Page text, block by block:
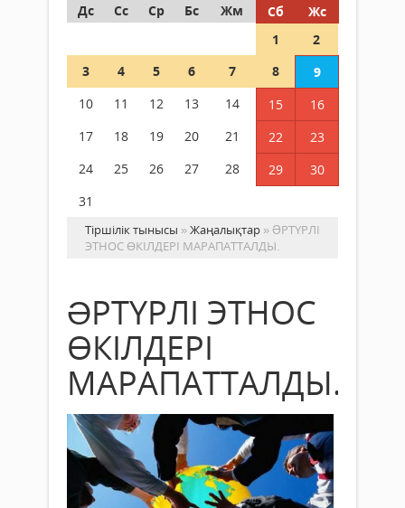
Дс
Сс Ср Бс Жм Сб
Жс
1
2
3
4 5 6 7 8
9
10
11 12 13 14 15
16
17
18 19 20 21 22
23
24
25 26 27 28 29
30
31
Тіршілік тынысы »Жаңалықтар » ƏРТҮРЛІ
ЭТНОС ӨКІЛДЕРІ МАРАПАТТАЛДЫ.
ƏРТҮРЛІ ЭТНОС
ӨКІЛДЕРІ
МАРАПАТТАЛДЫ.